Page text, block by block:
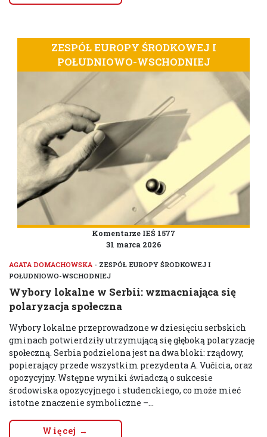
ZESPÓŁ EUROPY ŚRODKOWEJ I
POŁUDNIOWO-WSCHODNIEJ
Komentarze IEŚ 1577
31 marca 2026
AGATA DOMACHOWSKA - ZESPÓŁ EUROPY ŚRODKOWEJ I
POŁUDNIOWO-WSCHODNIEJ
Wybory lokalne w Serbii: wzmacniająca się
polaryzacja społeczna
Wybory lokalne przeprowadzone w dziesięciu serbskich
gminach potwierdziły utrzymującą się głęboką polaryzację
społeczną. Serbia podzielona jest na dwa bloki: rządowy,
popierający przede wszystkim prezydenta A. Vučicia, oraz
opozycyjny. Wstępne wyniki świadczą o sukcesie
środowiska opozycyjnego i studenckiego, co może mieć
istotne znaczenie symboliczne –...
Więcej →